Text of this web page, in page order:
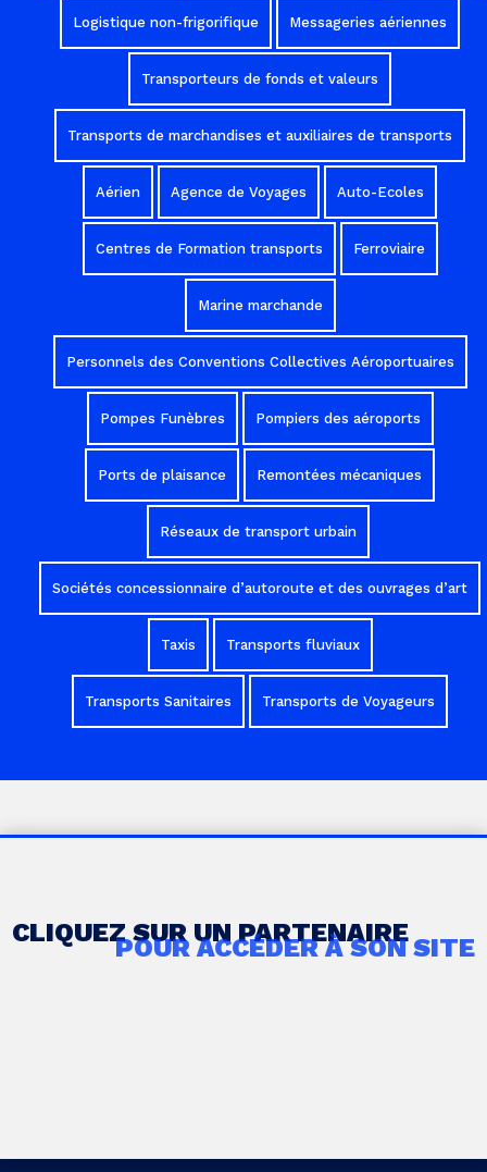
Logistique non-frigorifique Messageries aériennes
Transporteurs de fonds et valeurs
Transports de marchandises et auxiliaires de transports
Aérien Agence de Voyages Auto-Ecoles
Centres de Formation transports Ferroviaire
Marine marchande
Personnels des Conventions Collectives Aéroportuaires
Pompes Funèbres Pompiers des aéroports
Ports de plaisance Remontées mécaniques
Réseaux de transport urbain
Sociétés concessionnaire d’autoroute et des ouvrages d’art
Taxis Transports fluviaux
Transports Sanitaires Transports de Voyageurs
CLIQUEZ SUR UN PARTENAIRE
POUR ACCÉDER À SON SITE